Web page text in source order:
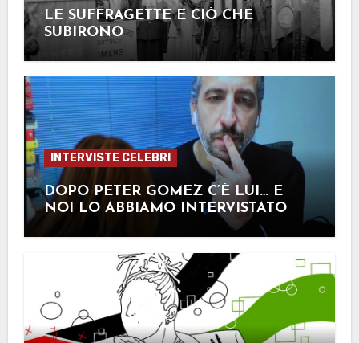
LE SUFFRAGETTE E CIÒ CHE
SUBIRONO
INTERVISTE CELEBRI
DOPO PETER GOMEZ C’È LUI… E
NOI LO ABBIAMO INTERVISTATO